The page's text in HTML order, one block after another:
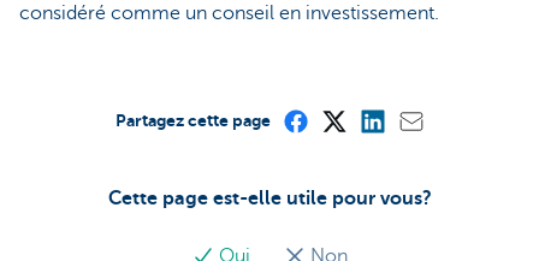
considéré comme un conseil en investissement.
Cette page est-elle utile pour vous?
Oui Non
Partagez cette page